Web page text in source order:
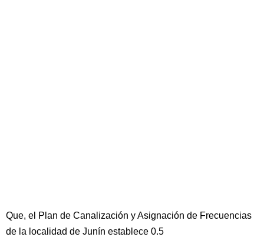
Que, el Plan de Canalización y Asignación de Frecuencias
de la localidad de Junín establece 0.5